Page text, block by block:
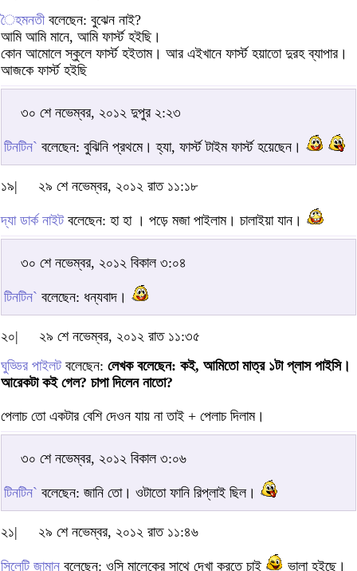
ৈহমনতীবলেছেন: বুঝেন নাই?
আমি আমি মানে, আমি ফার্স্ট হইছি।
কোন আমোলে স্কুলে ফার্স্ট হইতাম। আর এইখানে ফার্স্ট হয়াতো দুরহ ব্যাপার।
আজকে ফার্স্ট হইছি
৩০ শে নভেম্বর, ২০১২ দুপুর ২:২৩
টিনটিন` বলেছেন: বুঝিনি প্রথমে। হ্যা, ফার্স্ট টাইম ফার্স্ট হয়েছেন।
১৯| ২৯ শে নভেম্বর, ২০১২ রাত ১১:১৮
দ্যা ডার্ক নাইটবলেছেন: হা হা । পড়ে মজা পাইলাম। চালাইয়া যান।
৩০ শে নভেম্বর, ২০১২ বিকাল ৩:০৪
টিনটিন` বলেছেন: ধন্যবাদ।
২০|
২৯ শে নভেম্বর, ২০১২ রাত ১১:৩৫
ঘুড্ডির পাইলটবলেছেন: লেখক বলেছেন: কই, আমিতো মাত্র ১টা প্লাস পাইসি।
আরেকটা কই গেল? চাপা দিলেন নাতো?
পেলাচ তো একটার বেশি দেওন যায় না তাই + পেলাচ দিলাম।
৩০ শে নভেম্বর, ২০১২ বিকাল ৩:০৬
টিনটিন` বলেছেন: জানি তো। ওটাতো ফানি রিপ্লাই ছিল।
২১| ২৯ শে নভেম্বর, ২০১২ রাত ১১:৪৬
সিলেটি জামান বলেছেন: ওসি মালেকের সাথে দেখা করতে চাই
ভালা হইছে।